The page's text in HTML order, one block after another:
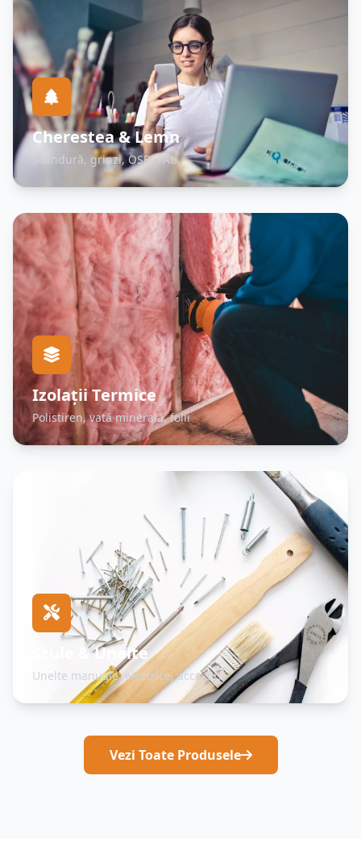
Cherestea & Lemn
Scândură, grinzi, OSB, PAL
Izolații Termice
Polistiren, vată minerală, folii
Scule & Unelte
Unelte manuale, electrice, accesorii
Vezi Toate Produsele